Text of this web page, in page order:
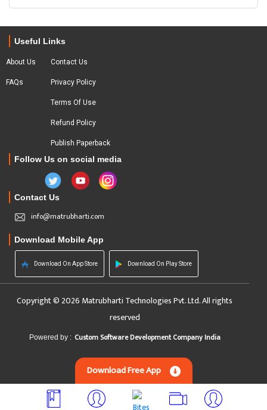
Useful Links
About Us
FAQs
Contact Us
Privacy Policy
Terms Of Use
Refund Policy
Publish Paperback
Follow Us on social media
Contact Us
info@matrubharti.com
Download Mobile App
Download On App Store Download On Play Store
Copyright © 2026 Matrubharti Technologies Pvt. Ltd. All rights
reserved
Powered by : Custom Software Development Company India
Download Free App